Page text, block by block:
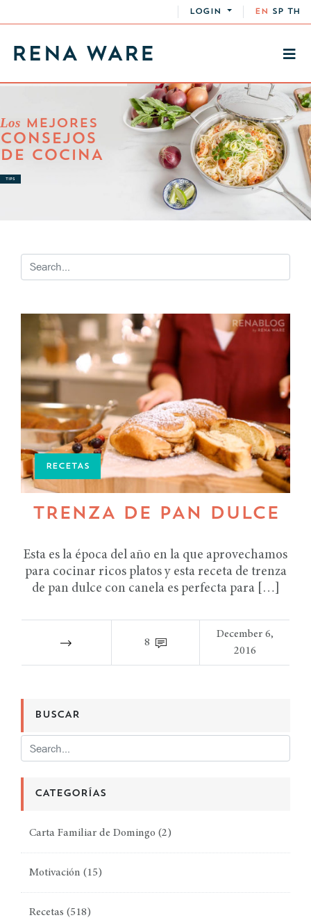
LOGIN EN SP TH
Los MEJORES
CONSEJOS
DE COCINA
TIPS
RECETAS
TRENZA DE PAN DULCE
Esta es la época del año en la que aprovechamos
para cocinar ricos platos y esta receta de trenza
de pan dulce con canela es perfecta para […]
8
December 6,
2016
BUSCAR
CATEGORÍAS
Carta Familiar de Domingo (2)
Motivación (15)
Recetas (518)